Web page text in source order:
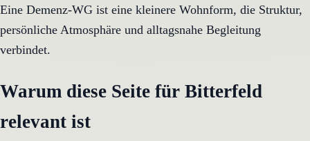
Eine Demenz-WG ist eine kleinere Wohnform, die Struktur,
persönliche Atmosphäre und alltagsnahe Begleitung
verbindet.
Warum diese Seite für Bitterfeld
relevant ist